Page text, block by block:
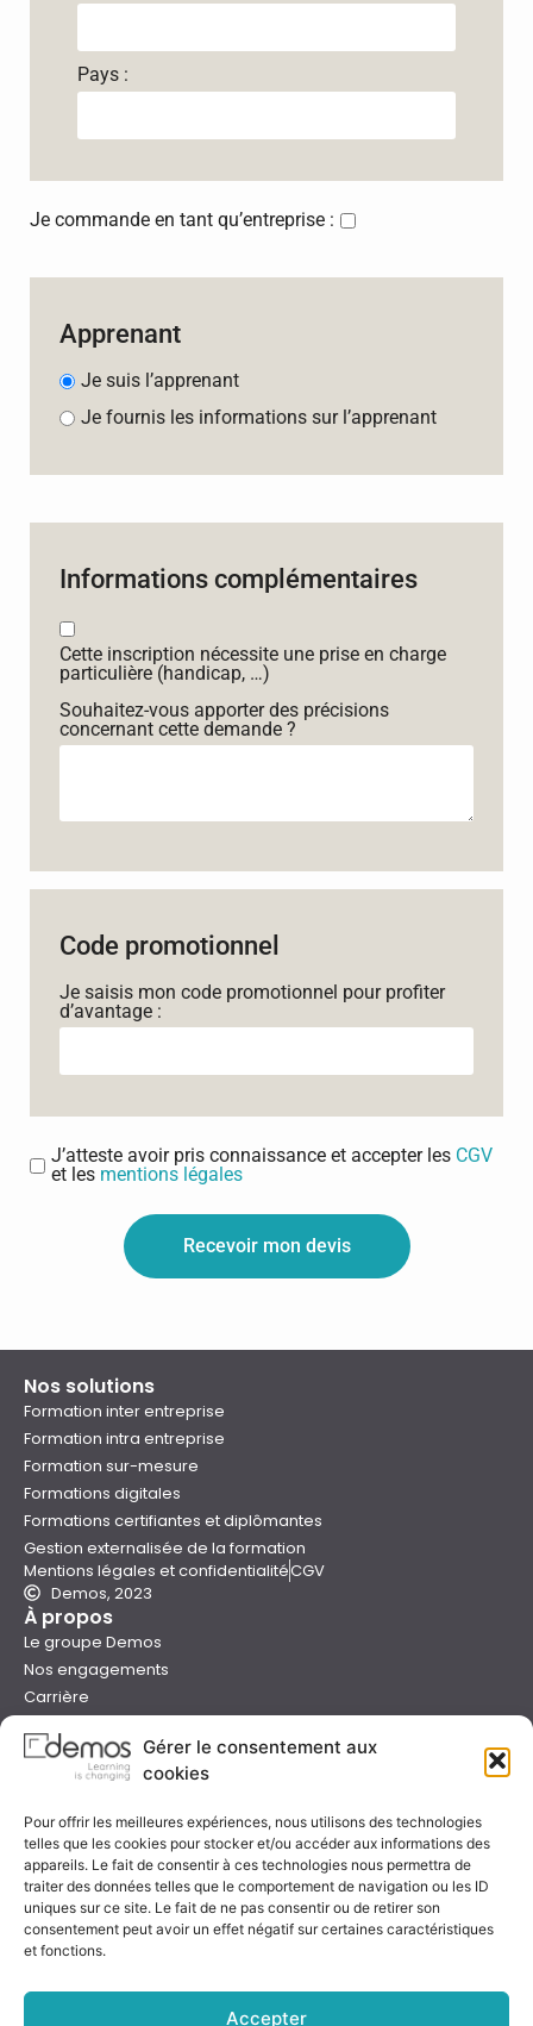
Gérer le consentement aux
cookies
Pour offrir les meilleures expériences, nous utilisons des technologies
telles que les cookies pour stocker et/ou accéder aux informations des
appareils. Le fait de consentir à ces technologies nous permettra de
traiter des données telles que le comportement de navigation ou les ID
uniques sur ce site. Le fait de ne pas consentir ou de retirer son
consentement peut avoir un effet négatif sur certaines caractéristiques
et fonctions.
Accepter
Pays :
Je commande en tant qu’entreprise :
Apprenant
Je suis l’apprenant
Je fournis les informations sur l’apprenant
Informations complémentaires
Cette inscription nécessite une prise en charge
particulière (handicap, …)
Souhaitez-vous apporter des précisions
concernant cette demande ?
Code promotionnel
Je saisis mon code promotionnel pour profiter
d’avantage :
J’atteste avoir pris connaissance et accepter les CGV
et les mentions légales
Recevoir mon devis
Nos solutions
Formation inter entreprise
Formation intra entreprise
Formation sur-mesure
Formations digitales
Formations certifiantes et diplômantes
Gestion externalisée de la formation
Mentions légales et confidentialitéCGV
Demos, 2023
À propos
Le groupe Demos
Nos engagements
Carrière
Presse
Catalogues
Aide
Nous contacter
Nous trouver
Préparer sa formation
Sessions garanties
Qualité & certification